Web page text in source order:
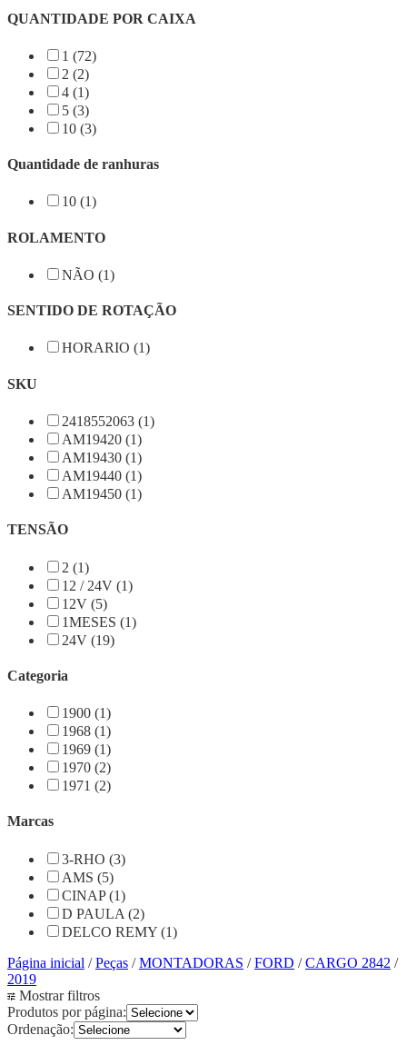
QUANTIDADE POR CAIXA
1 (72)
2 (2)
4 (1)
5 (3)
10 (3)
Quantidade de ranhuras
10 (1)
ROLAMENTO
NÃO (1)
SENTIDO DE ROTAÇÃO
HORARIO (1)
SKU
2418552063 (1)
AM19420 (1)
AM19430 (1)
AM19440 (1)
AM19450 (1)
TENSÃO
2 (1)
12 / 24V (1)
12V (5)
1MESES (1)
24V (19)
Categoria
1900 (1)
1968 (1)
1969 (1)
1970 (2)
1971 (2)
Marcas
3-RHO (3)
AMS (5)
CINAP (1)
D PAULA (2)
DELCO REMY (1)
Página inicial /Peças /MONTADORAS /FORD /CARGO 2842 /
2019
Mostrar filtros
Produtos por página:
Ordenação: